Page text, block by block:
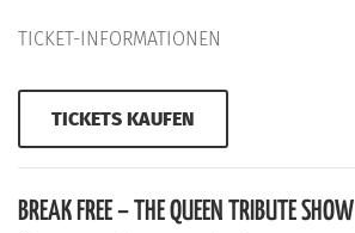
TICKET-INFORMATIONEN
TICKETS KAUFEN
BREAK FREE – THE QUEEN TRIBUTE SHOW